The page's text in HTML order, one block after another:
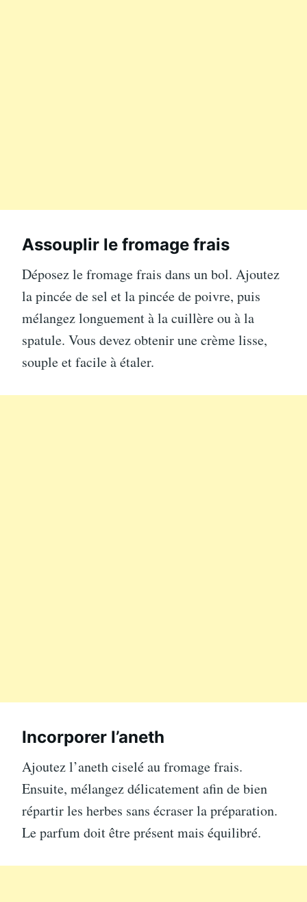
Assouplir le fromage frais
Déposez le fromage frais dans un bol. Ajoutez
la pincée de sel et la pincée de poivre, puis
mélangez longuement à la cuillère ou à la
spatule. Vous devez obtenir une crème lisse,
souple et facile à étaler.
Incorporer l’aneth
Ajoutez l’aneth ciselé au fromage frais.
Ensuite, mélangez délicatement afin de bien
répartir les herbes sans écraser la préparation.
Le parfum doit être présent mais équilibré.